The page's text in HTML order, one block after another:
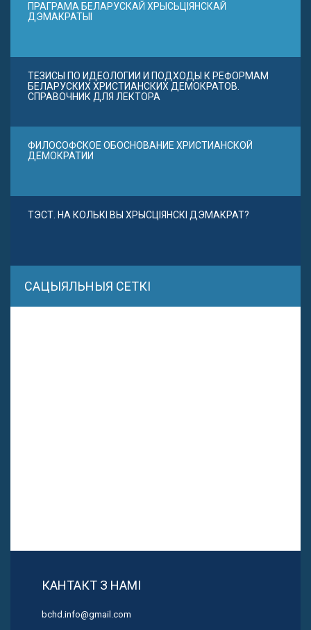
ПРАГРАМА БЕЛАРУСКАЙ ХРЫСЬЦІЯНСКАЙ
ДЭМАКРАТЫІ
ТЕЗИСЫ ПО ИДЕОЛОГИИ И ПОДХОДЫ К РЕФОРМАМ
БЕЛАРУСКИХ ХРИСТИАНСКИХ ДЕМОКРАТОВ.
СПРАВОЧНИК ДЛЯ ЛЕКТОРА
ФИЛОСОФСКОЕ ОБОСНОВАНИЕ ХРИСТИАНСКОЙ
ДЕМОКРАТИИ
ТЭСТ. НА КОЛЬКІ ВЫ ХРЫСЦІЯНСКІ ДЭМАКРАТ?
САЦЫЯЛЬНЫЯ СЕТКІ
КАНТАКТ З НАМІ
bchd.info@gmail.com